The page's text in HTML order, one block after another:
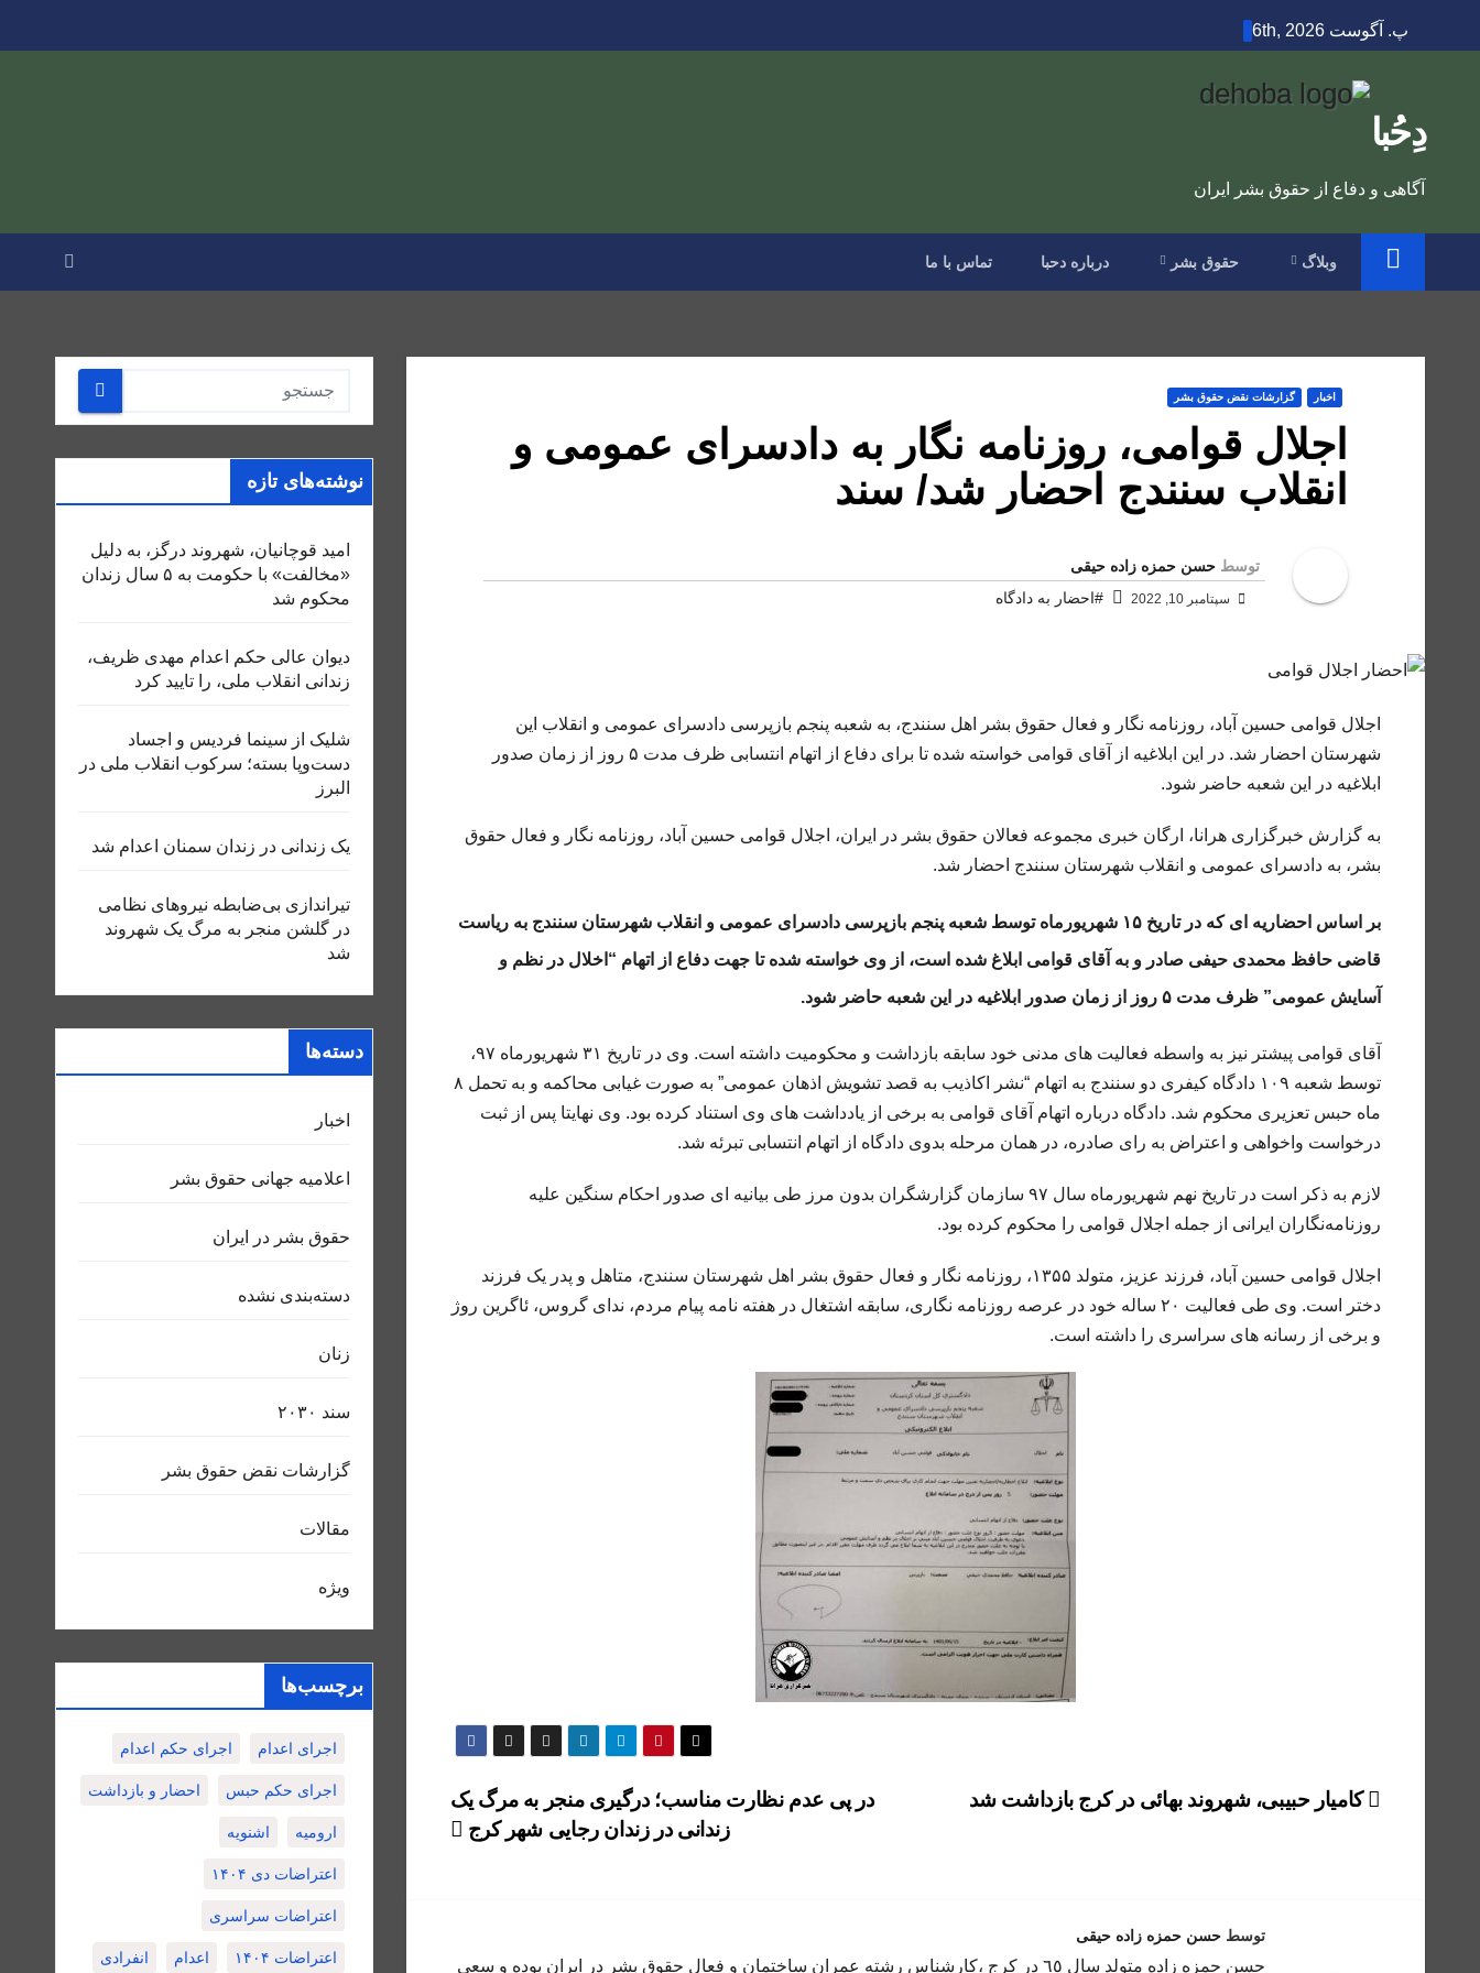
to
پ. آگوست 6th, 2026
دِحُبا
آگاهی و دفاع از حقوق بشر ایران
وبلاگ حقوق بشر درباره دحبا تماس با ما
اخبار گزارشات نقض حقوق بشر
اجلال قوامی، روزنامه‌ نگار به دادسرای عمومی و
انقلاب سنندج احضار شد/ سند
توسط حسن حمزه زاده حیقی
سپتامبر 10, 2022 #احضار به دادگاه
اجلال قوامی حسین آباد، روزنامه‌ نگار و فعال حقوق بشر اهل سنندج، به شعبه پنجم بازپرسی دادسرای عمومی و انقلاب این
شهرستان احضار شد. در این ابلاغیه از آقای قوامی خواسته شده تا برای دفاع از اتهام انتسابی ظرف مدت ۵ روز از زمان صدور
ابلاغیه در این شعبه حاضر شود.
به گزارش خبرگزاری هرانا، ارگان خبری مجموعه فعالان حقوق بشر در ایران، اجلال قوامی حسین آباد، روزنامه‌ نگار و فعال حقوق
بشر، به دادسرای عمومی و انقلاب شهرستان سنندج احضار شد.
بر اساس احضاریه ای که در تاریخ ۱۵ شهریورماه توسط شعبه پنجم بازپرسی دادسرای عمومی و انقلاب شهرستان سنندج به ریاست
قاضی حافظ محمدی حیفی صادر و به آقای قوامی ابلاغ شده است، از وی خواسته شده تا جهت دفاع از اتهام “اخلال در نظم و
آسایش عمومی” ظرف مدت ۵ روز از زمان صدور ابلاغیه در این شعبه حاضر شود.
آقای قوامی پیشتر نیز به واسطه فعالیت های مدنی خود سابقه بازداشت و محکومیت داشته است. وی در تاریخ ۳۱ شهریورماه ۹۷،
توسط شعبه ۱۰۹ دادگاه کیفری دو سنندج به اتهام “نشر اکاذیب به قصد تشویش اذهان عمومی” به صورت غیابی محاکمه و به تحمل ۸
ماه حبس تعزیری محکوم شد. دادگاه درباره اتهام آقای قوامی به برخی از یادداشت‌ های وی استناد کرده بود. وی نهایتا پس از ثبت
درخواست واخواهی و اعتراض به رای صادره، در همان مرحله بدوی دادگاه از اتهام انتسابی تبرئه شد.
لازم به ذکر است در تاریخ نهم شهریورماه سال ۹۷ سازمان گزارشگران بدون مرز طی بیانیه ای صدور احکام سنگین علیه
روزنامه‌نگاران ایرانی از جمله اجلال قوامی را محکوم کرده بود.
اجلال قوامی حسین آباد، فرزند عزیز، متولد ۱۳۵۵، روزنامه نگار و فعال حقوق بشر اهل شهرستان سنندج، متاهل و پدر یک فرزند
دختر است. وی طی فعالیت ۲۰ ساله خود در عرصه روزنامه نگاری، سابقه اشتغال در هفته نامه پیام مردم، ندای گروس، ئاگرین روژ
و برخی از رسانه های سراسری را داشته است.
راهبری
در پی عدم نظارت مناسب؛ درگیری منجر به مرگ یک
زندانی در زندان رجایی شهر کرج
کامیار حبیبی، شهروند بهائی در کرج بازداشت شد
توسط حسن حمزه زاده حیقی
حسن حمزه زاده متولد سال ٦٥ در كرج ،كارشناس رشته عمران ساختمان و فعال حقوق بشر در ايران بوده و سعى
نوشته‌های تازه
امید قوچانیان، شهروند درگز، به دلیل
«مخالفت» با حکومت به ۵ سال زندان
محکوم شد
دیوان عالی حکم اعدام مهدی ظریف،
زندانی انقلاب ملی، را تایید کرد
شلیک از سینما فردیس و اجساد
دست‌وپا بسته؛ سرکوب انقلاب ملی در
البرز
یک زندانی در زندان سمنان اعدام شد
تیراندازی بی‌ضابطه نیروهای نظامی
در گلشن منجر به مرگ یک شهروند
شد
دسته‌ها
اخبار
اعلاميه جهانی حقوق بشر
حقوق بشر در ایران
دسته‌بندی نشده
زنان
سند ٢٠٣٠
گزارشات نقض حقوق بشر
مقالات
ویژه
برچسب‌ها
اجرای اعدام اجرای حکم اعدام
اجرای حکم حبس احضار و بازداشت
ارومیه اشنویه
اعتراضات دی ۱۴۰۴
اعتراضات سراسری
اعتراضات ۱۴۰۴ اعدام انفرادی